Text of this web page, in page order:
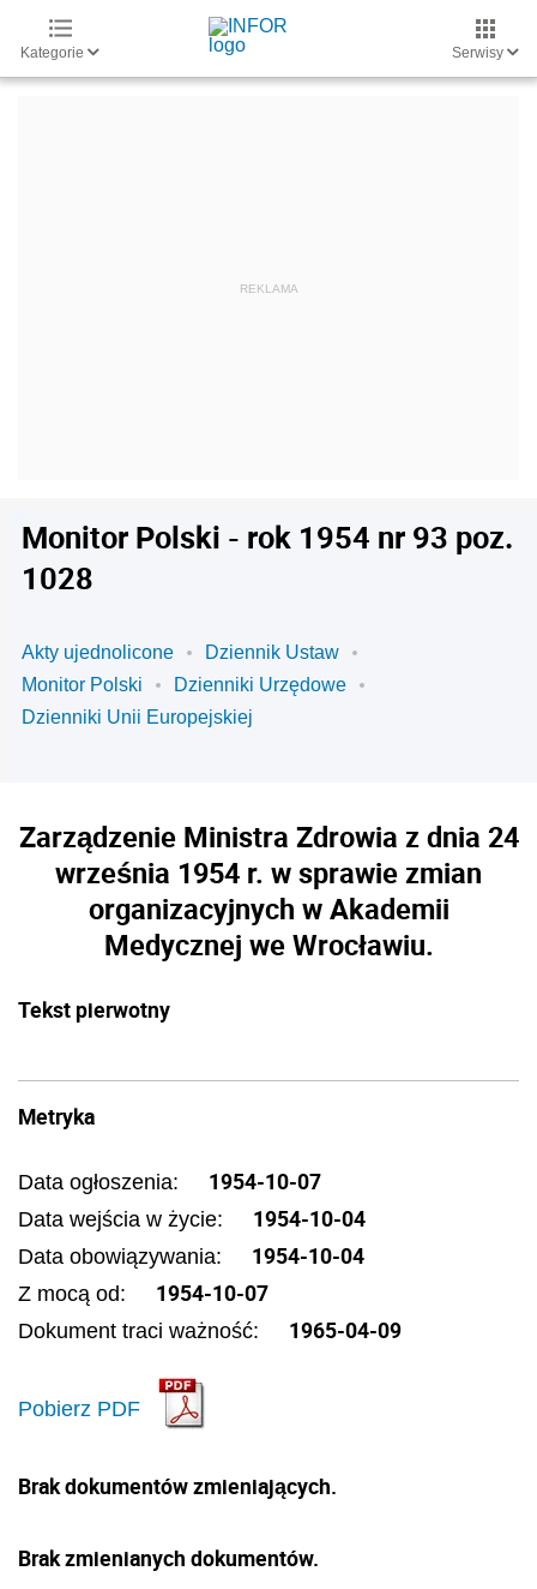
Kategorie Serwisy
Monitor Polski - rok 1954 nr 93 poz.
1028
Akty ujednolicone
Dziennik Ustaw
Monitor Polski
Dzienniki Urzędowe
Dzienniki Unii Europejskiej
Zarządzenie Ministra Zdrowia z dnia 24
września 1954 r. w sprawie zmian
organizacyjnych w Akademii
Medycznej we Wrocławiu.
Tekst pierwotny
Metryka
Data ogłoszenia: 1954-10-07
Data wejścia w życie: 1954-10-04
Data obowiązywania: 1954-10-04
Z mocą od: 1954-10-07
Dokument traci ważność: 1965-04-09
Pobierz PDF
Brak dokumentów zmieniających.
Brak zmienianych dokumentów.